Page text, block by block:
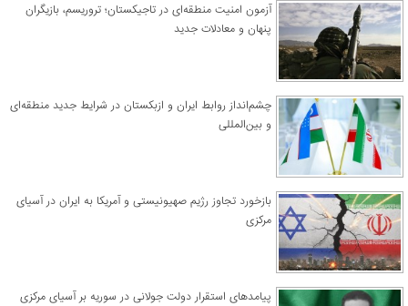
آزمون امنیت منطقه‌ای در تاجیکستان؛ تروریسم، بازیگران
پنهان و معادلات جدید
چشم‌انداز روابط ایران و ازبکستان در شرایط جدید منطقه‌ای
و بین‌المللی
​بازخورد تجاوز رژیم صهیونیستی و آمریکا به ایران در آسیای
مرکزی
پیامدهای استقرار دولت جولانی در سوریه بر آسیای مرکزی